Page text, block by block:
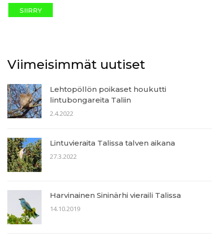
SIIRRY
Viimeisimmät uutiset
Lehtopöllön poikaset houkutti
lintubongareita Taliin
2.4.2022
Lintuvieraita Talissa talven aikana
27.3.2022
Harvinainen Sininärhi vieraili Talissa
14.10.2019